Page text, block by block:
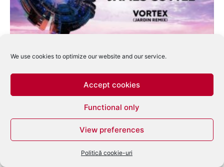
We use cookies to optimize our website and our service.
Accept cookies
Functional only
View preferences
Politică cookie-uri
(Jardin remix)
Ramona Campean - aprilie 23, 2018 0